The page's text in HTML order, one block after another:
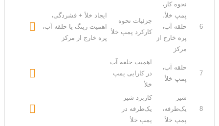
6
نحوه کار،
پمپ خلأ،
حلقه آب،
پره خارج از
مرکز
جزئیات نحوه
کارکرد پمپ خلأ
ایجاد خلأ + فشردگی،
اهمیت رینگ یا حلقه آب،
پره خارج از مرکز

7
حلقه آب،
پمپ خلأ
اهمیت حلقه آب
در کارایی پمپ
خلأ

8
شیر
یک‌طرفه،
پمپ خلأ
کاربرد شیر
یک‌طرفه در
پمپ خلأ
